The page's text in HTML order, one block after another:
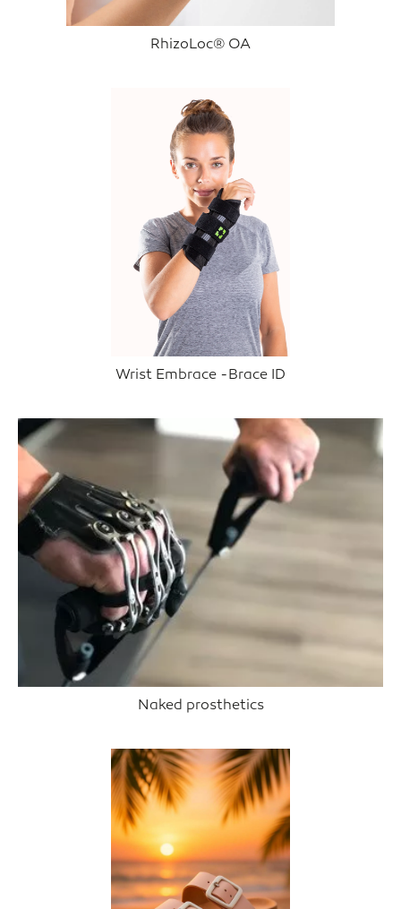
RhizoLoc® OA
Wrist Embrace -Brace ID
Naked prosthetics